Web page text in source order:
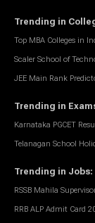
Trending in
Top MBA Colleges in
Scaler School of
JEE Main Rank
Trending in
Karnataka PGCET
Telanagan School
Trending in Jobs:
RSSB Mahila
RRB ALP Admit Card